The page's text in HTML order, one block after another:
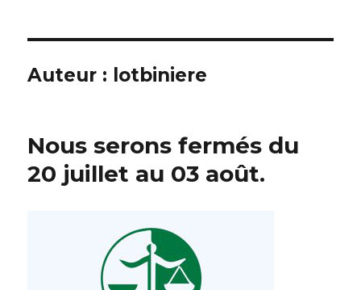
Auteur : lotbiniere
Nous serons fermés du
20 juillet au 03 août.